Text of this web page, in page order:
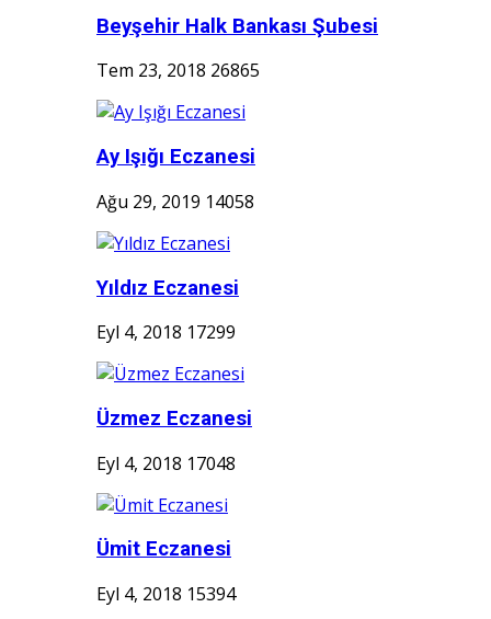
Beyşehir Halk Bankası Şubesi
Tem 23, 2018 26865
Ay Işığı Eczanesi
Ağu 29, 2019 14058
Yıldız Eczanesi
Eyl 4, 2018 17299
Üzmez Eczanesi
Eyl 4, 2018 17048
Ümit Eczanesi
Eyl 4, 2018 15394